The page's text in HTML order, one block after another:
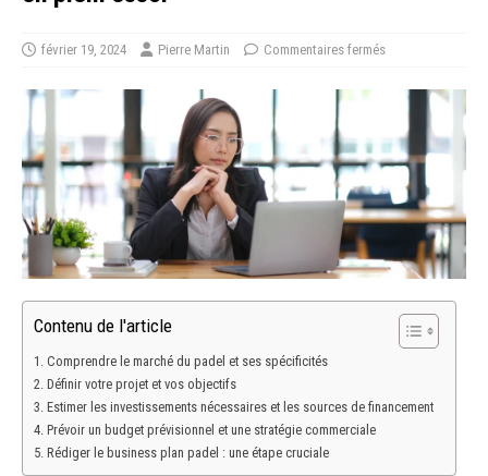
février 19, 2024 Pierre Martin Commentaires fermés
Contenu de l'article
Comprendre le marché du padel et ses spécificités
Définir votre projet et vos objectifs
Estimer les investissements nécessaires et les sources de financement
Prévoir un budget prévisionnel et une stratégie commerciale
Rédiger le business plan padel : une étape cruciale